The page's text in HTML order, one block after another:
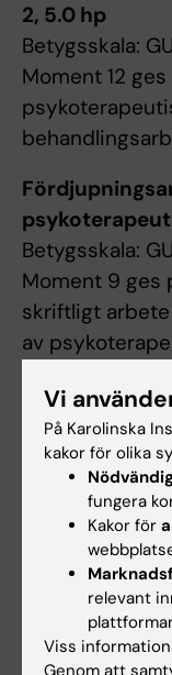
2, 5.0 hp
Betygsskala: GU
Moment 12
Betygsskala: GU
Moment 9 ges
skriftligt
av
PM-et ska
vid
format. Som
handledning
vetenskapligt
presentation.
Vi
På Karolinska
kakor för olika
fungera
Kakor för
relevant
Viss
Genom att